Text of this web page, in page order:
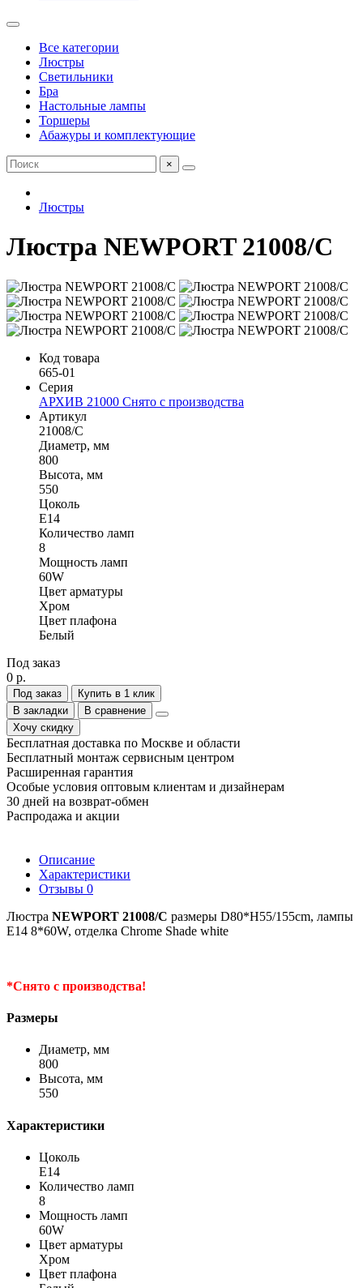
Все категории
Люстры
Светильники
Бра
Настольные лампы
Торшеры
Абажуры и комплектующие
×
Люстры
Люстра NEWPORT 21008/C
Код товара
665-01
Серия
АРХИВ 21000 Снято с производства
Артикул
21008/C
Диаметр, мм
800
Высота, мм
550
Цоколь
Е14
Количество ламп
8
Мощность ламп
60W
Цвет арматуры
Хром
Цвет плафона
Белый
Под заказ
0 р.
Под заказ
Купить в 1 клик
В закладки
В сравнение
Хочу скидку
Бесплатная доставка по Москве и области
Бесплатный монтаж сервисным центром
Расширенная гарантия
Особые условия оптовым клиентам и дизайнерам
30 дней на возврат-обмен
Распродажа и акции
Описание
Характеристики
Отзывы 0
Люстра NEWPORT 21008/C размеры D80*H55/155cm, лампы
E14 8*60W, отделка Chrome Shade white
*Снято с производства!
Размеры
Диаметр, мм
800
Высота, мм
550
Характеристики
Цоколь
Е14
Количество ламп
8
Мощность ламп
60W
Цвет арматуры
Хром
Цвет плафона